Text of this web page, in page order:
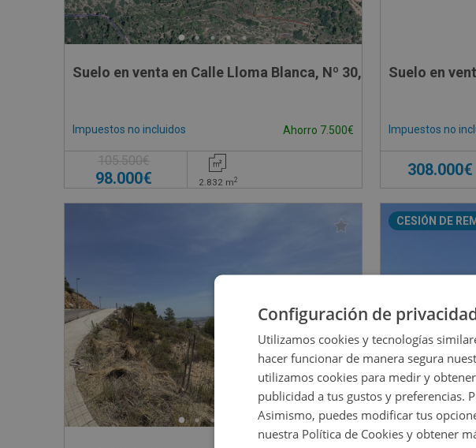
Suelo en venta en Calle Lloma Blanca, Nº 30,
Impuestos no incluidos Ahorro 7.500€
105.500€
98.000€ 2.832 m2
Suelo en
Impuestos no
308.000€
CESIÓN DE
Configuración de
Utilizamos cookies y tecnologías
hacer funcionar de manera segura
utilizamos cookies para medir y
publicidad a tus gustos y preferencias.
Asimismo, puedes modificar tus
nuestra Política de Cookies y obtener